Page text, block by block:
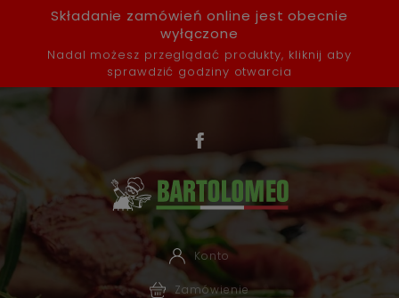
Składanie zamówień online jest obecnie
wyłączone
Nadal możesz przeglądać produkty, kliknij aby
sprawdzić godziny otwarcia
Konto
Zamówienie